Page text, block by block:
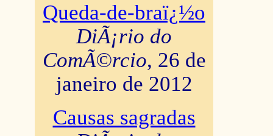
Queda-de-braï¿½o
DiÃ¡rio do
ComÃ©rcio, 26 de
janeiro de 2012
Causas sagradas